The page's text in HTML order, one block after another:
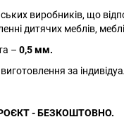
виробників, що
дитячих меблів,
– 0,5 мм.
за
- БЕЗКОШТОВНО.